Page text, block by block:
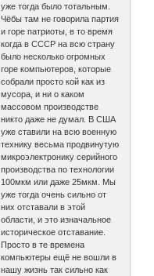
уже тогда было тотальным.
Чёбы там не говорила партия
и горе патриоты, в то время
когда в СССР на всю страну
было несколько огромных
горе компьютеров, которые
собрали просто кой как из
мусора, и ни о каком
массовом производстве
никто даже не думал. В США
уже ставили на всю военную
технику весьма продвинутую
микроэлектронику серийного
производства по технологии
100мкм или даже 25мкм. Мы
уже тогда очень сильно от
них отставали в этой
области, и это изначальное
историческое отставание.
Просто в те времена
компьютеры ещё не вошли в
нашу жизнь так сильно как